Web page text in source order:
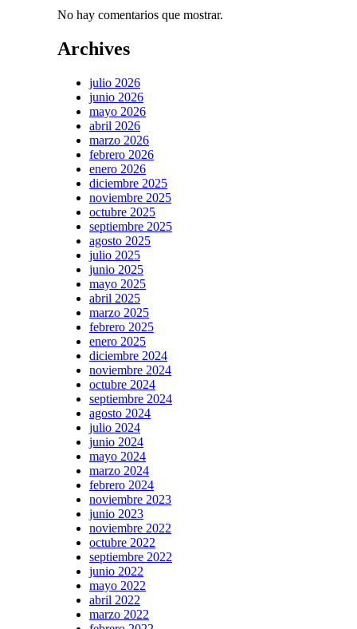
No hay comentarios que mostrar.
Archives
julio 2026
junio 2026
mayo 2026
abril 2026
marzo 2026
febrero 2026
enero 2026
diciembre 2025
noviembre 2025
octubre 2025
septiembre 2025
agosto 2025
julio 2025
junio 2025
mayo 2025
abril 2025
marzo 2025
febrero 2025
enero 2025
diciembre 2024
noviembre 2024
octubre 2024
septiembre 2024
agosto 2024
julio 2024
junio 2024
mayo 2024
marzo 2024
febrero 2024
noviembre 2023
junio 2023
noviembre 2022
octubre 2022
septiembre 2022
junio 2022
mayo 2022
abril 2022
marzo 2022